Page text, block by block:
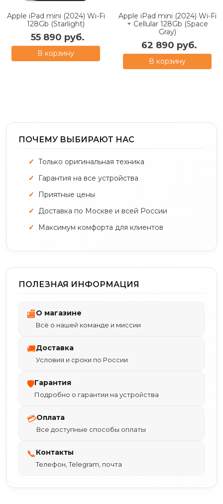
Apple iPad mini (2024) Wi-Fi
128Gb (Starlight)
55 890 руб.
В корзину
Apple iPad mini (2024) Wi-Fi
+ Cellular 128Gb (Space
Gray)
62 890 руб.
В корзину
ПОЧЕМУ ВЫБИРАЮТ НАС
Только оригинальная техника
Гарантия на все устройства
Приятные цены
Доставка по Москве и всей России
Максимум комфорта для клиентов
ПОЛЕЗНАЯ ИНФОРМАЦИЯ
🏬О магазине
Всё о нашей команде и миссии
🚚Доставка
Условия и сроки по России
🛡Гарантия
Подробно о гарантии на устройства
💳Оплата
Все доступные способы оплаты
📞Контакты
Телефон, Telegram, почта